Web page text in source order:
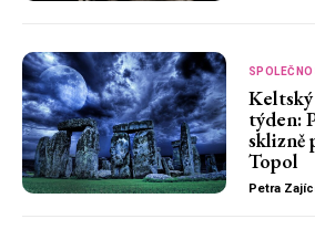
týden:
sklizně
Topol
Petra